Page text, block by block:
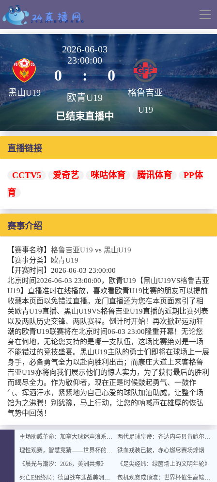
导
黑山U19
2026-06-03
23:00:00
0 : 0
欧青U19
已结束直播中
格鲁吉亚
U19
直播链接
CCTV5 爱奇艺 咪咕体育 腾讯体育
PP体
育
赛事介绍
【赛事名称】 格鲁吉亚U19 vs 黑山U19
【赛事分类】
欧青U19
【开赛时间】 2026-06-03 23:00:00
北京时间2026-06-03 23:00:00，欧青U19【黑山U19VS格鲁吉亚
U19】直播准时在线播放，喜欢看欧青U19比赛的朋友可以提前
收藏本页面以免错过直播。龙门直播还为您在本页面索引了相
关欧青U19直播、黑山U19VS格鲁吉亚U19直播的近期比赛列表
以及两队历史交锋、两队赛程。倒计时开始！再次掀起运动狂
潮的欧青U19联赛将在北京时间06-03 23:00隆重开幕！无论您
身在何地，无论您支持的是哪一支队伍，这场比赛绝对是一场
不能错过的竞技盛宴。黑山U19主队的勇士们即将在球场上一展
身手，必备勇气全力以赴向胜利出击；而康庄大道上来客格鲁
吉亚U19亦将向我们展示他们的惊人实力，为了获得最后的胜利
而竭尽全力。作为敬仰者，现在正是时候鼓起勇气、一鼓作
气、挥洒汗水，紧紧地为自己心爱的球队加油助威，让整个场
馆为之沸腾！别犹豫，马上行动，让您的呐喊声在雄厚的恢弘
气势中回荡！
主场助威革命：加拿大球迷声浪系统全面升级
理性观赛，智慧竞猜——世界杯的乐趣与平衡之道
《晨光与潮汐：2026，美洲共振》
死亡E组终局：德国战车迎战美洲双雄，出线密码即将揭晓
两代足球皇帝：齐达内与贝肯鲍尔的史诗对话
铁血戎装已披，赤心燃尽赛场烽烟
《足尖经纬：绿茵场上的文明年轮》
包机观赛成顶流：世界杯催生高端出行新风口